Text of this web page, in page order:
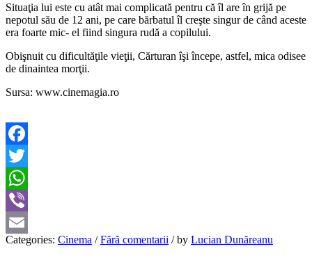
Situaţia lui este cu atât mai complicată pentru că îl are în grijă pe
nepotul său de 12 ani, pe care bărbatul îl creşte singur de când aceste
era foarte mic- el fiind singura rudă a copilului.
Obişnuit cu dificultăţile vieţii, Cărturan îşi începe, astfel, mica odisee
de dinaintea morţii.
Sursa: www.cinemagia.ro
Facebook
Twitter
WhatsApp
Viber
Email
Categories: Cinema / Fără comentarii /by Lucian Dunăreanu